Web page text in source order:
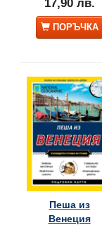
17,90 лв.
ПОРЪЧКА
Пеша из
Венеция